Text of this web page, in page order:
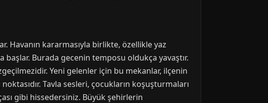
Havanın kararmasıyla birlikte, özellikle yaz
Burada gecenin temposu oldukça yavaştır.
Yeni gelenler için bu mekanlar, ilçenin
Tavla sesleri, çocukların koşuşturmaları
gibi hissedersiniz. Büyük şehirlerin